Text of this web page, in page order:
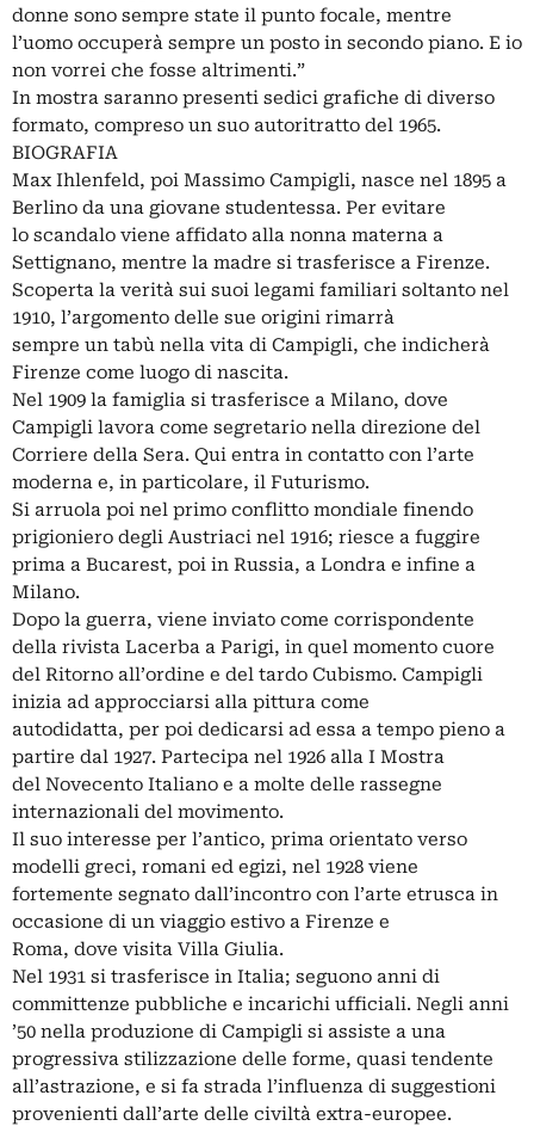
donne sono sempre state il punto focale, mentre
l’uomo occuperà sempre un posto in secondo piano. E io
non vorrei che fosse altrimenti.”
In mostra saranno presenti sedici grafiche di diverso
formato, compreso un suo autoritratto del 1965.
BIOGRAFIA
Max Ihlenfeld, poi Massimo Campigli, nasce nel 1895 a
Berlino da una giovane studentessa. Per evitare
lo scandalo viene affidato alla nonna materna a
Settignano, mentre la madre si trasferisce a Firenze.
Scoperta la verità sui suoi legami familiari soltanto nel
1910, l’argomento delle sue origini rimarrà
sempre un tabù nella vita di Campigli, che indicherà
Firenze come luogo di nascita.
Nel 1909 la famiglia si trasferisce a Milano, dove
Campigli lavora come segretario nella direzione del
Corriere della Sera. Qui entra in contatto con l’arte
moderna e, in particolare, il Futurismo.
Si arruola poi nel primo conflitto mondiale finendo
prigioniero degli Austriaci nel 1916; riesce a fuggire
prima a Bucarest, poi in Russia, a Londra e infine a
Milano.
Dopo la guerra, viene inviato come corrispondente
della rivista Lacerba a Parigi, in quel momento cuore
del Ritorno all’ordine e del tardo Cubismo. Campigli
inizia ad approcciarsi alla pittura come
autodidatta, per poi dedicarsi ad essa a tempo pieno a
partire dal 1927. Partecipa nel 1926 alla I Mostra
del Novecento Italiano e a molte delle rassegne
internazionali del movimento.
Il suo interesse per l’antico, prima orientato verso
modelli greci, romani ed egizi, nel 1928 viene
fortemente segnato dall’incontro con l’arte etrusca in
occasione di un viaggio estivo a Firenze e
Roma, dove visita Villa Giulia.
Nel 1931 si trasferisce in Italia; seguono anni di
committenze pubbliche e incarichi ufficiali. Negli anni
’50 nella produzione di Campigli si assiste a una
progressiva stilizzazione delle forme, quasi tendente
all’astrazione, e si fa strada l’influenza di suggestioni
provenienti dall’arte delle civiltà extra-europee.